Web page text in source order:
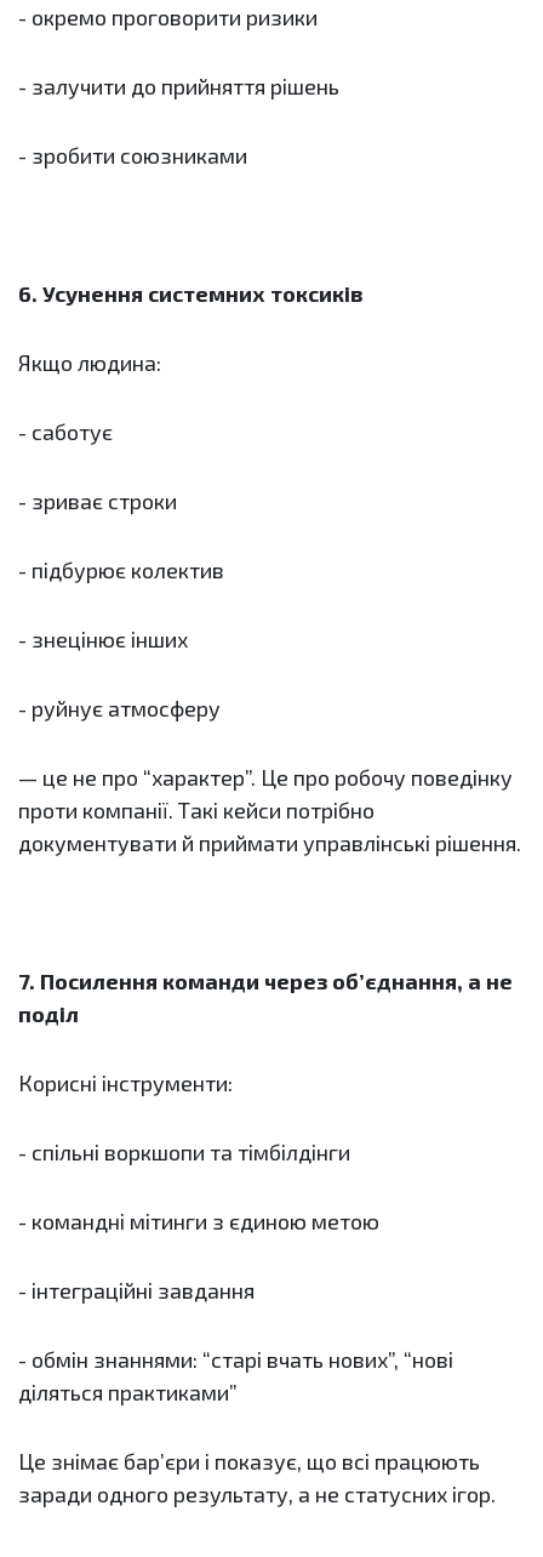
- окремо проговорити ризики
- залучити до прийняття рішень
- зробити союзниками
6. Усунення системних токсиків
Якщо людина:
- саботує
- зриває строки
- підбурює колектив
- знецінює інших
- руйнує атмосферу
— це не про “характер”. Це про робочу поведінку
проти компанії. Такі кейси потрібно
документувати й приймати управлінські рішення.
7. Посилення команди через об’єднання, а не
поділ
Корисні інструменти:
- спільні воркшопи та тімбілдінги
- командні мітинги з єдиною метою
- інтеграційні завдання
- обмін знаннями: “старі вчать нових”, “нові
діляться практиками”
Це знімає бар’єри і показує, що всі працюють
заради одного результату, а не статусних ігор.